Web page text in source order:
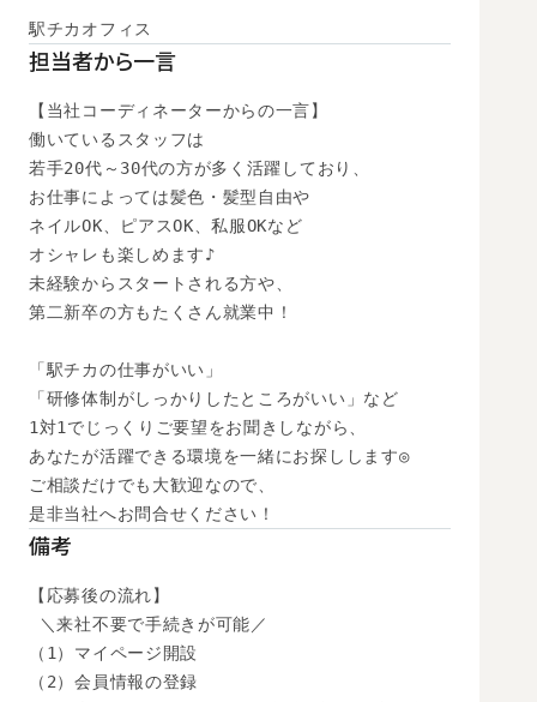
駅チカオフィス
担当者から一言
【当社コーディネーターからの一言】
働いているスタッフは
若手20代～30代の方が多く活躍しており、
お仕事によっては髪色・髪型自由や
ネイルOK、ピアスOK、私服OKなど
オシャレも楽しめます♪
未経験からスタートされる方や、
第二新卒の方もたくさん就業中！
「駅チカの仕事がいい」
「研修体制がしっかりしたところがいい」など
1対1でじっくりご要望をお聞きしながら、
あなたが活躍できる環境を一緒にお探しします◎
ご相談だけでも大歓迎なので、
是非当社へお問合せください！
備考
【応募後の流れ】
＼来社不要で手続きが可能／
（1）マイページ開設
（2）会員情報の登録